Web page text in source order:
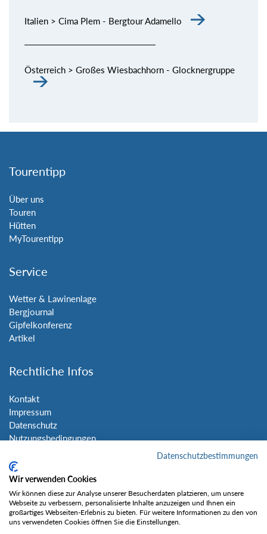
Italien > Cima Plem - Bergtour Adamello
Österreich > Großes Wiesbachhorn - Glocknergruppe
Tourentipp
Über uns
Touren
Hütten
MyTourentipp
Service
Wetter & Lawinenlage
Bergjournal
Gipfelkonferenz
Artikel
Rechtliche Infos
Kontakt
Impressum
Datenschutz
Nutzungsbedingungen
Social Media
Datenschutzbestimmungen
Wir verwenden Cookies
Wir können diese zur Analyse unserer Besucherdaten platzieren, um unsere
Webseite zu verbessern, personalisierte Inhalte anzuzeigen und Ihnen ein
großartiges Webseiten-Erlebnis zu bieten. Für weitere Informationen zu den von
uns verwendeten Cookies öffnen Sie die Einstellungen.